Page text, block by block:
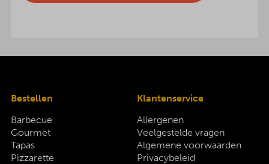
Bestellen
Barbecue
Gourmet
Tapas
Pizzarette
Klantenservice
Allergenen
Veelgestelde vragen
Algemene voorwaarden
Privacybeleid